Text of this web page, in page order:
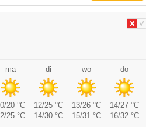
ma di wo do
20 °C 12/25 °C 13/26 °C
14/27 °C
25 °C 14/30 °C 15/31 °C 16/32 °C